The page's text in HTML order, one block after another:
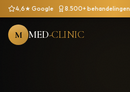
4,6★ Google 8.500+ behandelingen
M MED-CLINIC